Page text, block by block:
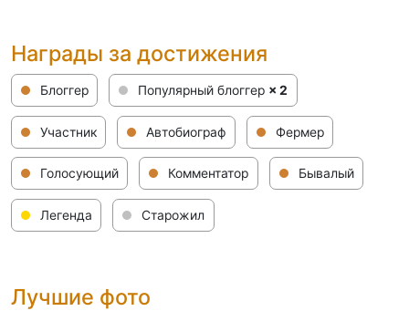
Награды за достижения
Блоггер Популярный блоггер × 2
Участник Автобиограф Фермер
Голосующий Комментатор Бывалый
Легенда Старожил
Лучшие фото